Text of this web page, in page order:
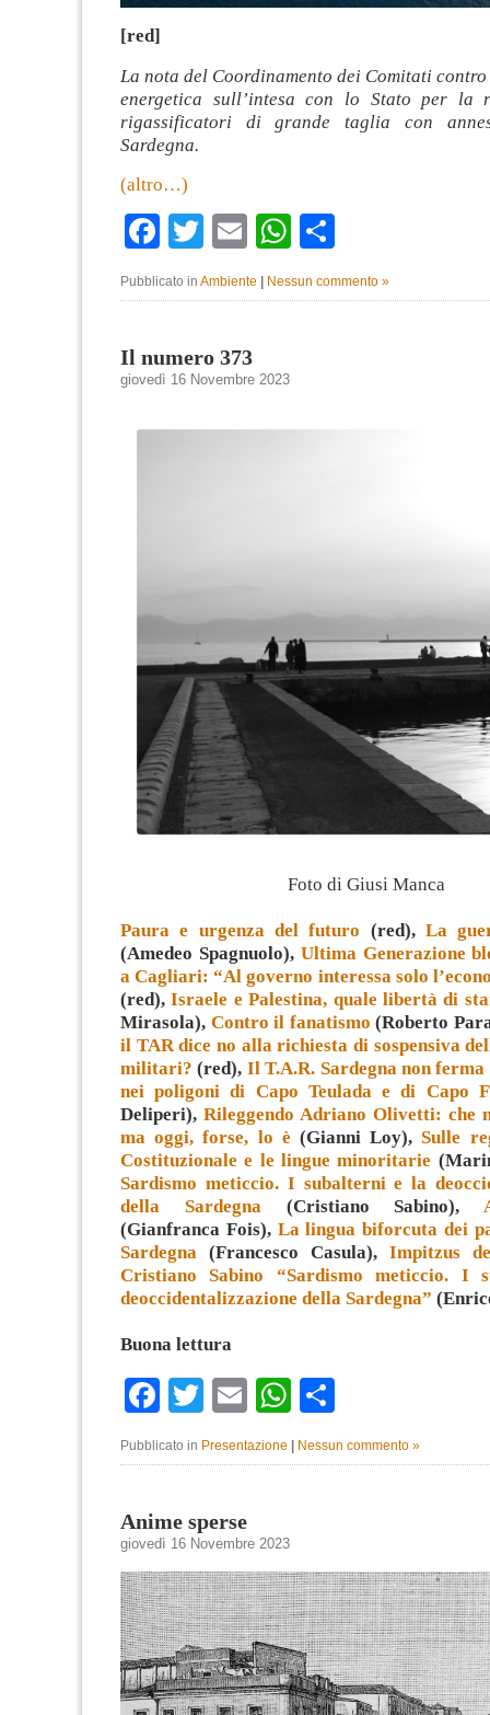
[red]
La nota del Coordinamento dei Comitati
energetica sull’intesa con lo Stato per la
rigassificatori di grande taglia con
Sardegna.
(altro…)
Facebook
TwitterEmailWhatsApp
Pubblicato in Ambiente Nessun commento »
Il numero 373
giovedì 16 Novembre 2023
Foto di Giusi Manca
Paura e urgenza del futuro (red),La
(Amedeo Spagnuolo), Ultima Generazione
a Cagliari: “Al governo interessa solo
(red),Israele e Palestina, quale libertà di
Mirasola), Contro il fanatismo (Roberto
il TAR dice no alla richiesta di sospensiva
militari? (red), Il T.A.R. Sardegna non
nei poligoni di Capo Teulada e di Capo
Deliperi), Rileggendo Adriano Olivetti: che
ma oggi, forse, lo è (Gianni Loy),Sulle
Costituzionale e le lingue minoritarie
Sardismo meticcio. I subalterni e la
della Sardegna(Cristiano Sabino),
(Gianfranca Fois), La lingua biforcuta dei
Sardegna (Francesco Casula), Impitzus
Cristiano Sabino “Sardismo meticcio. I
deoccidentalizzazione della Sardegna”
Buona lettura
Facebook
TwitterEmailWhatsApp
Pubblicato in Presentazione Nessun commento »
Anime sperse
giovedì 16 Novembre 2023